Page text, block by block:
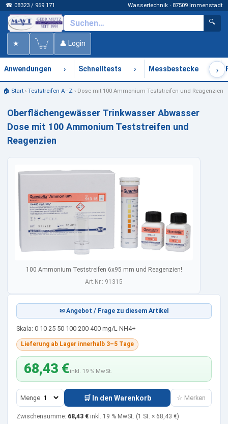
☎ 08323 / 969 171 Wassertechnik · 87509 Immenstadt
🔍
★ 👤 Login
Anwendungen › Schnelltests › Messbestecke ›
🏠 Start› Teststreifen A–Z› Dose mit 100 Ammonium Teststreifen und Reagenzien
Oberflächengewässer Trinkwasser Abwasser
Dose mit 100 Ammonium Teststreifen und
Reagenzien
100 Ammonium Teststreifen 6x95 mm und Reagenzien!
Art.Nr.: 91315
✉ Angebot / Frage zu diesem Artikel
Skala: 0 10 25 50 100 200 400 mg/L NH4+
Lieferung ab Lager innerhalb 3–5 Tage
68,43 €inkl. 19 % MwSt.
Menge 🛒 In den Warenkorb ☆ Merken
Zwischensumme: 68,43 € inkl. 19 % MwSt. (1 St. × 68,43 €)